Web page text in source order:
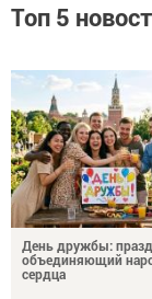
Топ 5
День дружбы:
объединяющий
сердца